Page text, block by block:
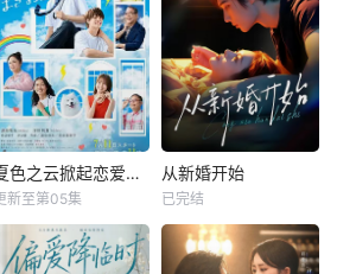
夏色之云掀起恋爱与风暴
新至第05集
从新婚开始
已完结